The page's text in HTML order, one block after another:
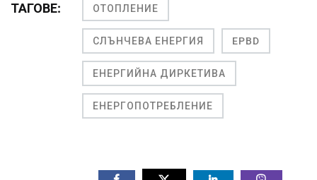
ТАГОВЕ: ОТОПЛЕНИЕ
СЛЪНЧЕВА ЕНЕРГИЯ EPBD
ЕНЕРГИЙНА ДИРКЕТИВА
ЕНЕРГОПОТРЕБЛЕНИЕ